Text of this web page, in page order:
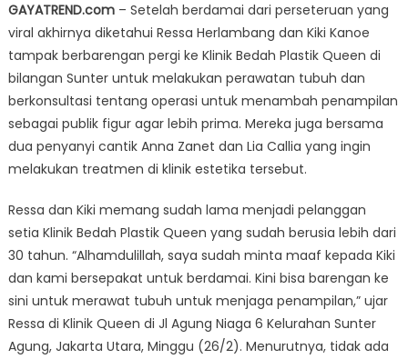
GAYATREND.com– Setelah berdamai dari perseteruan yang
viral akhirnya diketahui Ressa Herlambang dan Kiki Kanoe
tampak berbarengan pergi ke Klinik Bedah Plastik Queen di
bilangan Sunter untuk melakukan perawatan tubuh dan
berkonsultasi tentang operasi untuk menambah penampilan
sebagai publik figur agar lebih prima. Mereka juga bersama
dua penyanyi cantik Anna Zanet dan Lia Callia yang ingin
melakukan treatmen di klinik estetika tersebut.
Ressa dan Kiki memang sudah lama menjadi pelanggan
setia Klinik Bedah Plastik Queen yang sudah berusia lebih dari
30 tahun. “Alhamdulillah, saya sudah minta maaf kepada Kiki
dan kami bersepakat untuk berdamai. Kini bisa barengan ke
sini untuk merawat tubuh untuk menjaga penampilan,” ujar
Ressa di Klinik Queen di Jl Agung Niaga 6 Kelurahan Sunter
Agung, Jakarta Utara, Minggu (26/2). Menurutnya, tidak ada